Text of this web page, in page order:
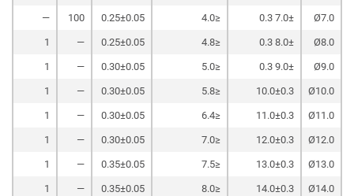
Ø7.0
7.0± 0.3
≤4.0
0.25±0.05
100
—
Ø8.0
8.0± 0.3
≤4.8
0.25±0.05
—
1
Ø9.0
9.0± 0.3
≤5.0
0.30±0.05
—
1
Ø10.0
10.0±0.3
≤5.8
0.30±0.05
—
1
Ø11.0
11.0±0.3
≤6.4
0.30±0.05
—
1
Ø12.0
12.0±0.3
≤7.0
0.30±0.05
—
1
Ø13.0
13.0±0.3
≤7.5
0.35±0.05
—
1
Ø14.0
14.0±0.3
≤8.0
0.35±0.05
—
1